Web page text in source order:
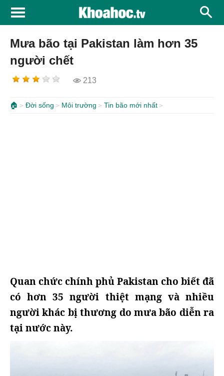
Mưa bão tại Pakistan làm hơn 35
người chết
213
🏠 Đời sống Môi trường Tin bão mới nhất
Quan chức chính phủ Pakistan cho biết đã
có hơn 35 người thiệt mạng và nhiều
người khác bị thương do mưa bão diễn ra
tại nước này.